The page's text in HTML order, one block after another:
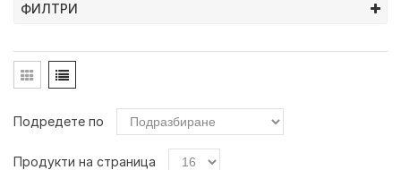
ФИЛТРИ
Подредете по
Продукти на страница